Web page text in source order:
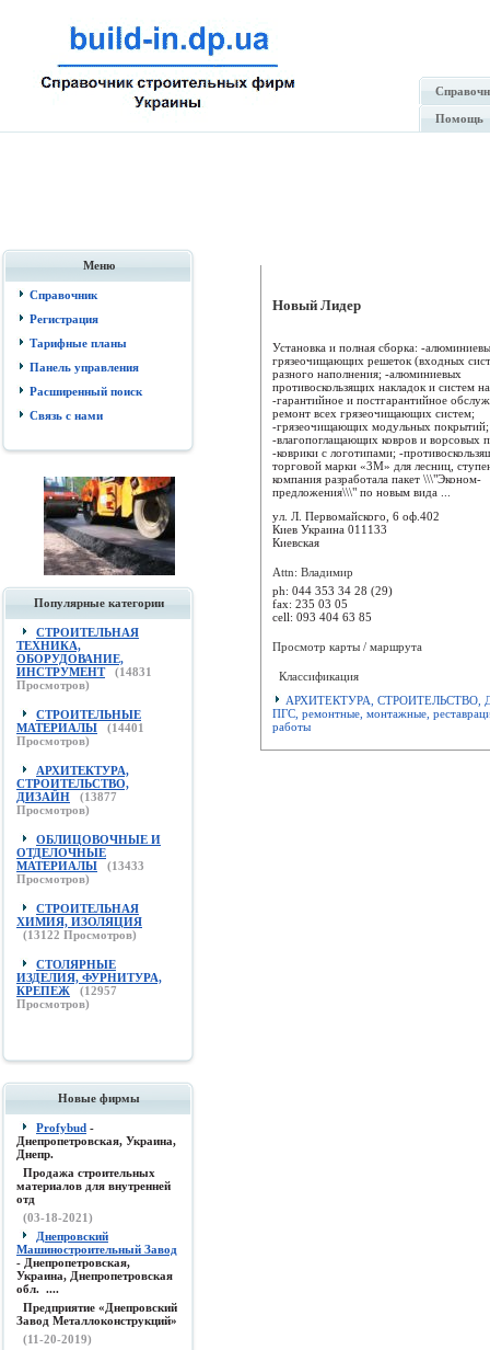
Помощь
Меню
Справочник
Регистрация
Тарифные планы
Панель управления
Расширенный поиск
Связь с нами
Популярные категории
СТРОИТЕЛЬНАЯ
ТЕХНИКА,
ОБОРУДОВАНИЕ,
ИНСТРУМЕНТ
(14831
Просмотров)
СТРОИТЕЛЬНЫЕ
МАТЕРИАЛЫ
(14401
Просмотров)
АРХИТЕКТУРА,
СТРОИТЕЛЬСТВО,
ДИЗАЙН
(13877
Просмотров)
ОБЛИЦОВОЧНЫЕ И
ОТДЕЛОЧНЫЕ
МАТЕРИАЛЫ
(13433
Просмотров)
СТРОИТЕЛЬНАЯ
ХИМИЯ, ИЗОЛЯЦИЯ
(13122 Просмотров)
СТОЛЯРНЫЕ
ИЗДЕЛИЯ, ФУРНИТУРА,
КРЕПЕЖ
(12957
Просмотров)
Новые фирмы
Profybud -
Днепропетровская, Украина,
Днепр.
Продажа строительных
материалов для внутренней
отд
(03-18-2021)
Днепровский
Машиностроительный Завод
- Днепропетровская,
Украина, Днепропетровская
обл. ....
Предприятие «Днепровский
Завод Металлоконструкций»
(11-20-2019)
Новый Лидер
Установка и полная сборка: -
грязеочищающих решеток (входных
разного наполнения; -алюминиевых
противоскользящих накладок и систем
-гарантийное и постгарантийное
ремонт всех грязеочищающих систем;
-грязеочищающих модульных покрытий;
-влагопоглащающих ковров и ворсовых
-коврики с логотипами; -
торговой марки «3М» для лесниц,
компания разработала пакет \\\"Эконом-
предложения\\\" по новым вида ...
ул. Л. Первомайского, 6 оф.402
Киев Украина 011133
Киевская
Attn: Владимир
ph: 044 353 34 28 (29)
fax: 235 03 05
cell: 093 404 63 85
Просмотр карты / маршрута
Классификация
АРХИТЕКТУРА, СТРОИТЕЛЬСТВО,
ПГС, ремонтные, монтажные,
работы